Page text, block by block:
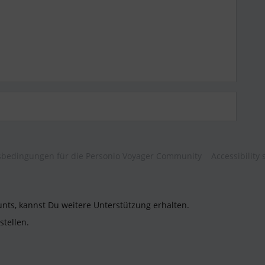
kannst Du weitere Unterstützung erhalten.
stellen.